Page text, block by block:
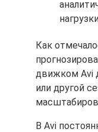
Как
движком Avi
или другой
В Avi